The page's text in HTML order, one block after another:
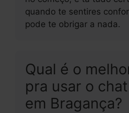
quando te sentires
pode te obrigar a nada.
Qual é o
pra usar o
em Bragança?